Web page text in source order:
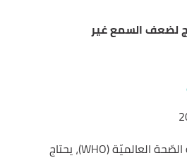
لضعف السمع غير
وِفقًا لمُنظّمة الصّحة العالميّة (WHO)، يحتاج